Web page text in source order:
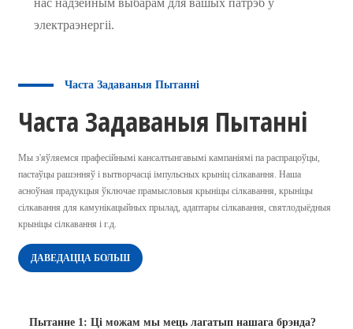
электраэнергіі.
Часта Задаваныя Пытанні
Часта Задаваныя Пытанні
Мы з'яўляемся прафесійнымі кансалтынгавымі кампаніямі па распрацоўцы,
пастаўцы рашэнняў і вытворчасці імпульсных крыніц сілкавання. Наша
асноўная прадукцыя ўключае прамысловыя крыніцы сілкавання, крыніцы
сілкавання для камунікацыйных прылад, адаптары сілкавання, святлодыёдныя
крыніцы сілкавання і г.д.
ДАВЕДАЦЦА БОЛЬШ
Пытанне 1: Ці можам мы мець лагатып нашага брэнда?